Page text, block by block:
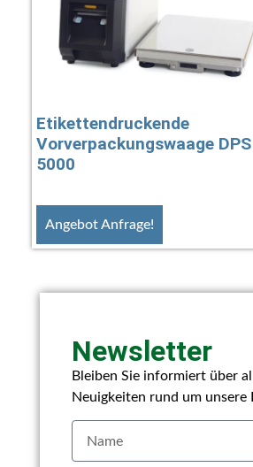
Etikettendruckende
Vorverpackungswaage DPS
5000
Angebot Anfrage!
Newsletter
Bleiben Sie informiert über
Neuigkeiten rund um unsere